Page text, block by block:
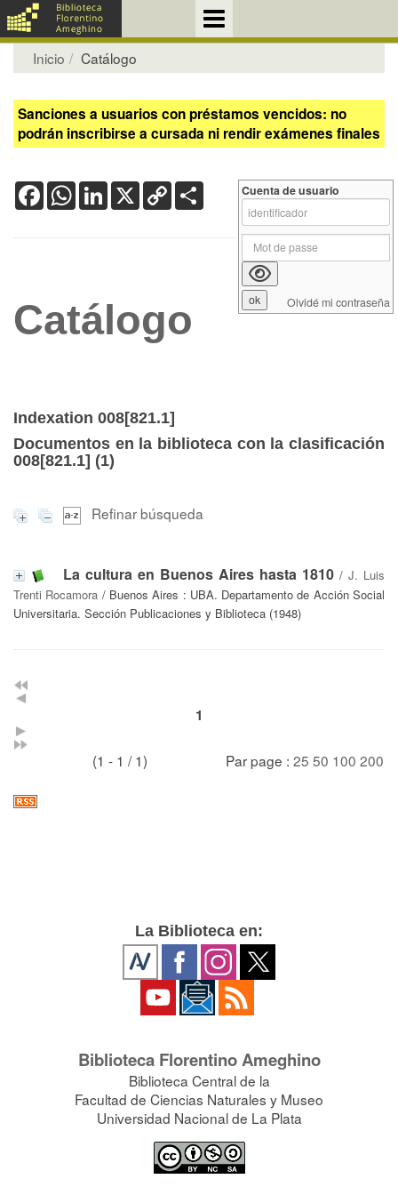
Inicio Catálogo
Sanciones a usuarios con préstamos vencidos: no
podrán inscribirse a cursada ni rendir exámenes finales
FacebookWhatsApp
LinkedIn
X Copy
Link
Catálogo
Indexation 008[821.1]
Documentos en la biblioteca con la clasificación
008[821.1] (1)
Refinar búsqueda
La cultura en Buenos Aires hasta 1810 / J. Luis
Trenti Rocamora / Buenos Aires : UBA. Departamento de Acción Social
Universitaria. Sección Publicaciones y Biblioteca (1948)
1
(1 - 1 / 1) Par page : 25 50 100 200
Cuenta de usuario
Olvidé mi contraseña
La Biblioteca en:
Biblioteca Florentino Ameghino
Biblioteca Central de la
Facultad de Ciencias Naturales y Museo
Universidad Nacional de La Plata